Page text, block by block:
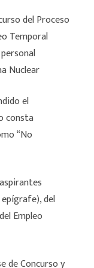
del Proceso
Temporal
Nuclear
el
consta
“No
del
Empleo
de Concurso y